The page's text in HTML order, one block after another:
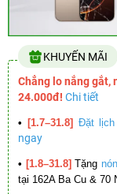
KHUYẾN MÃI
Chẳng lo nắng gắt,
24.000đ! Chi tiết
• [1.7–31.8] Đặt
ngay
• [1.8–31.8] Tặng
tại 162A Ba Cu & 70